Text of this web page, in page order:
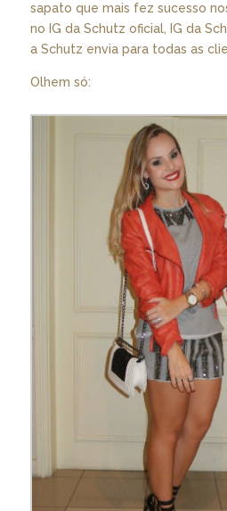
sapato que mais fez sucesso
no IG da Schutz oficial, IG da
a Schutz envia para todas as
Olhem só: